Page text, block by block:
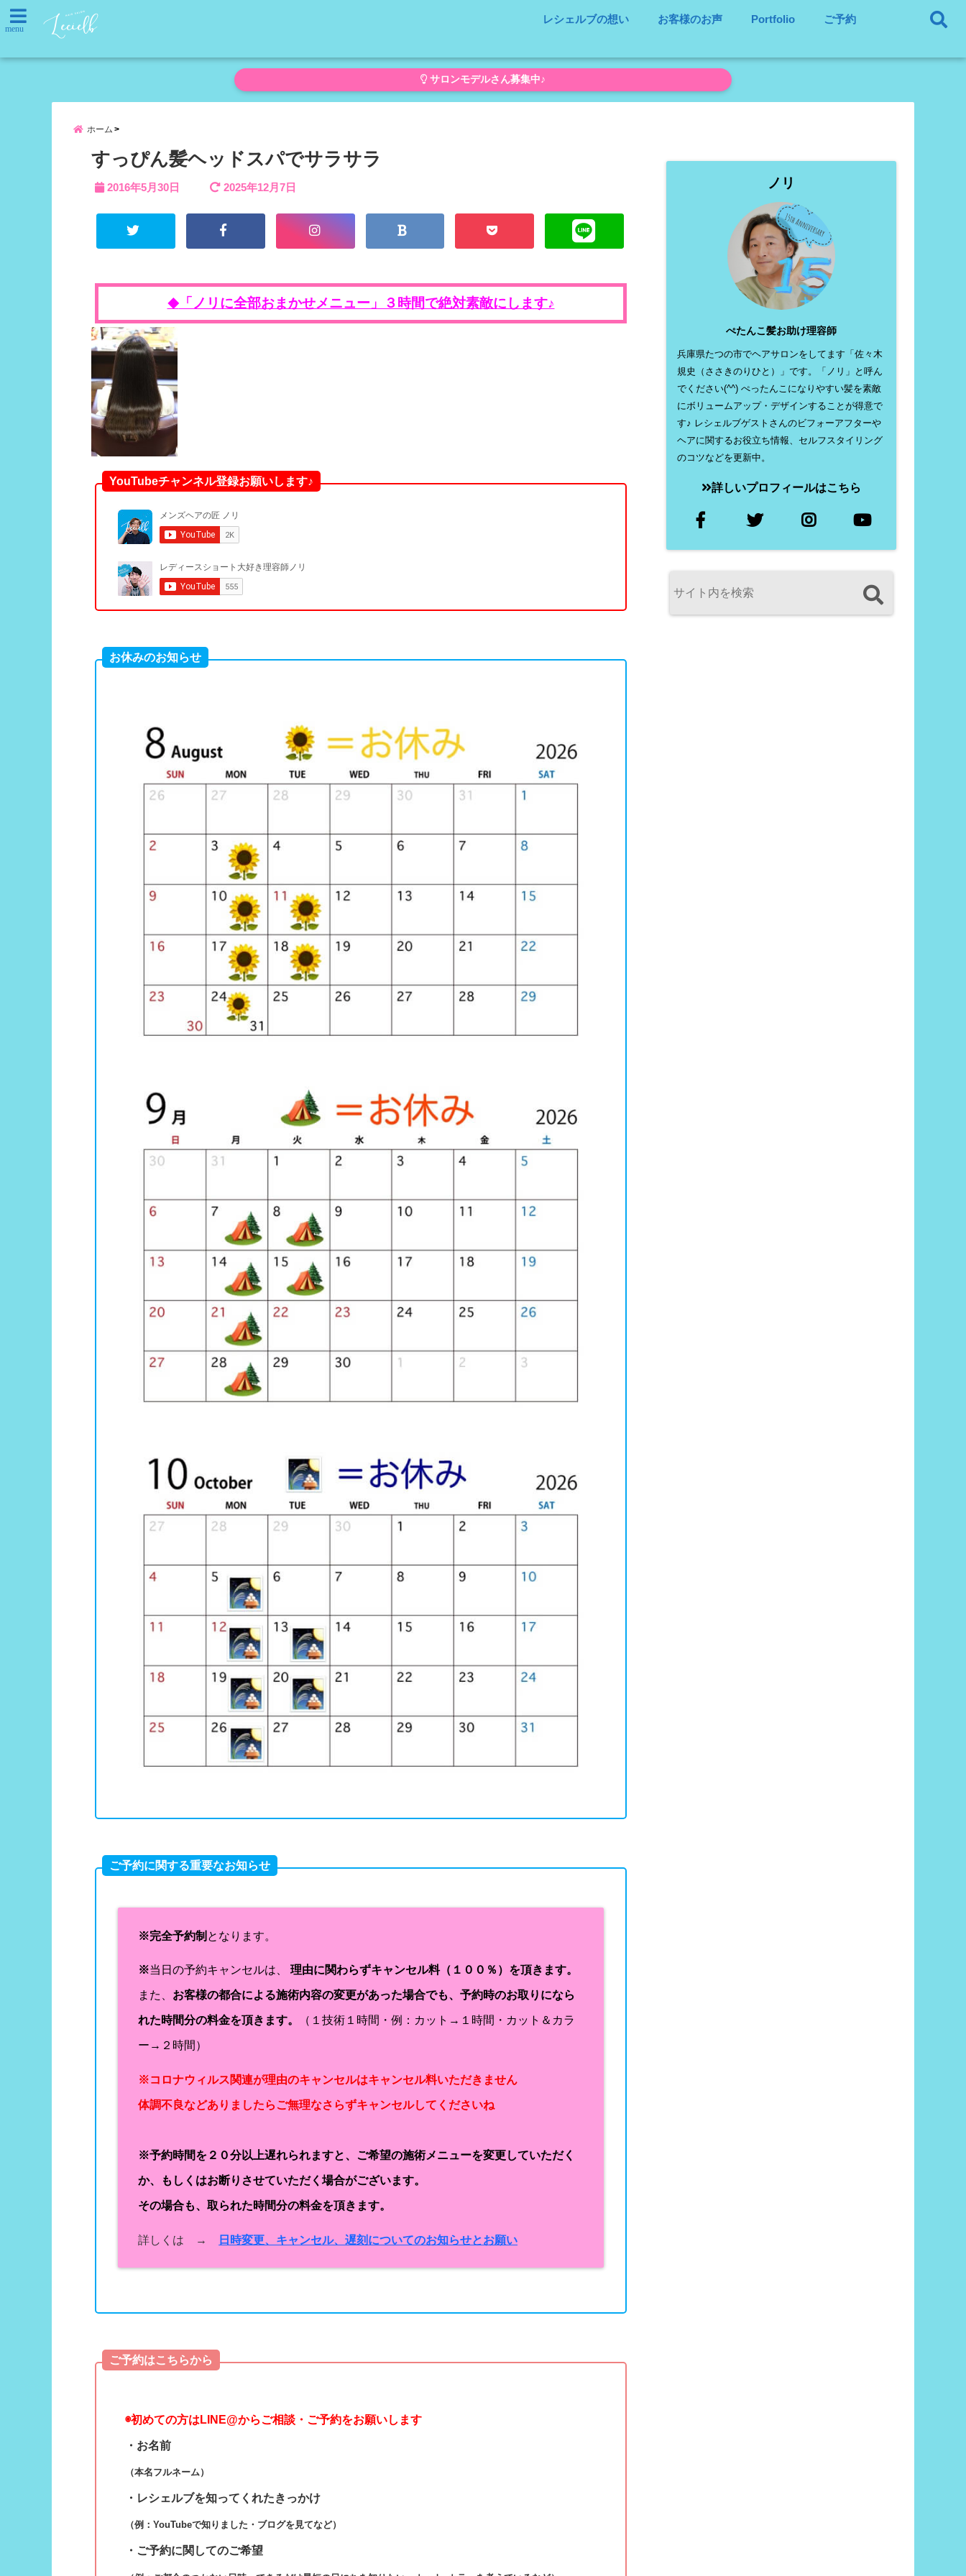
menu
レシェルブの想い お客様のお声 Portfolio ご予約
サロンモデルさん募集中♪
ホーム
すっぴん髪ヘッドスパでサラサラ
2016年5月30日 2025年12月7日
◆「ノリに全部おまかせメニュー」３時間で絶対素敵にします♪
YouTubeチャンネル登録お願いします♪
お休みのお知らせ
ご予約に関する重要なお知らせ
※完全予約制 となります。
※当日の予約キャンセルは、理由に関わらずキャンセル料（１００％）を頂きます。
また、 お客様の都合による施術内容の変更があった場合でも、予約時のお取りになら
れた時間分の料金を頂きます。 （１技術１時間・例：カット→１時間・カット＆カラ
ー→２時間）
※コロナウィルス関連が理由のキャンセルはキャンセル料いただきません
体調不良などありましたらご無理なさらずキャンセルしてくださいね
※予約時間を２０分以上遅れられますと、ご希望の施術メニューを変更していただく
か、もしくはお断りさせていただく場合がございます。
その場合も、取られた時間分の料金を頂きます。
詳しくは → 日時変更、キャンセル、遅刻についてのお知らせとお願い
ご予約はこちらから
◉初めての方はLINE@からご相談・ご予約をお願いします
・お名前
（本名フルネーム）
・レシェルブを知ってくれたきっかけ
（例：YouTubeで知りました・ブログを見てなど）
・ご予約に関してのご希望
ノリ
ぺたんこ髪お助け理容師
兵庫県たつの市でヘアサロンをしてます「佐々木
規史（ささきのりひと）」です。「ノリ」と呼ん
でください(^^) ぺったんこになりやすい髪を素敵
にボリュームアップ・デザインすることが得意で
す♪ レシェルブゲストさんのビフォーアフターや
ヘアに関するお役立ち情報、セルフスタイリング
のコツなどを更新中。
詳しいプロフィールはこちら